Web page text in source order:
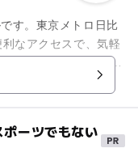
す。東京メトロ日比
なアクセスで、気軽
ーツでもない